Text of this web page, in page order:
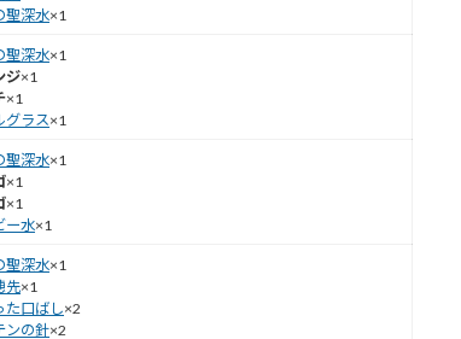
聖深水×1
聖深水×1
ジ×1
×1
グラス×1
聖深水×1
×1
×1
ー水×1
聖深水×1
先×1
た口ばし×2
ンの針×2